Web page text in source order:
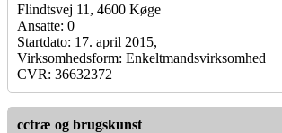
Flindtsvej 11, 4600 Køge
Ansatte: 0
Startdato: 17. april 2015,
Virksomhedsform: Enkeltmandsvirksomhed
CVR: 36632372
cctræ og brugskunst